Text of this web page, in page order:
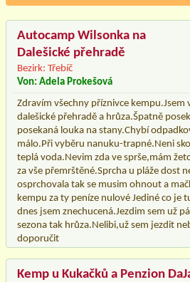
Autocamp Wilsonka na
Dalešické přehradě
Bezirk: Třebíč
Von: Adela Prokešová
Zdravím všechny příznivce kempu.Jsem
dalešické přehradě a hrůza.Špatně
posekaná louka na stany.Chybí
málo.Při vyběru nanuku-trapné.Neni
teplá voda.Nevim zda ve sprše,mám
za vše přemrštěné.Sprcha u pláže dost
osprchovala tak se musim ohnout a
kempu za ty peníze nulové Jediné co je
dnes jsem znechucená.Jezdim sem už
sezona tak hrůza.Nelibi,už sem jezdit
doporučit
Kemp u Kukačků a Penzion